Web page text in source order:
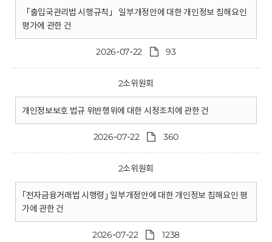
「출입국관리법 시행규칙」 일부개정안에 대한 개인정보 침해요인
평가에 관한 건
2026-07-22 93
2소위원회
개인정보보호 법규 위반행위에 대한 시정조치에 관한 건
2026-07-22 360
2소위원회
｢전자금융거래법 시행령｣ 일부개정안에 대한 개인정보 침해요인 평
가에 관한 건
2026-07-22 1238